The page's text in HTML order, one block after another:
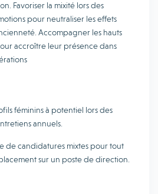
Favoriser la mixité lors des
pour neutraliser les effets
Accompagner les hauts
accroître leur présence dans
féminins à potentiel lors des
annuels.
de candidatures mixtes pour tout
sur un poste de direction.